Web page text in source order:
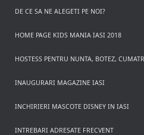
DE CE SA NE ALEGETI PE NOI?
HOME PAGE KIDS MANIA IASI 2018
HOSTESS PENTRU NUNTA, BOTEZ,
INAUGURARI MAGAZINE IASI
INCHIRIERI MASCOTE DISNEY IN IASI
INTREBARI ADRESATE FRECVENT